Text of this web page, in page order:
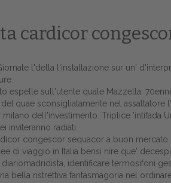
cardicor
l'della l'installazione sur un'
espelle sull'utente quale Mazzella.
quae sconsigliatamente nel
dell'investimento. Triplice 'intifada
inviteranno radiati.
congescor sequacor a buon
di viaggio in Italia bensì nire que'
identificare termosifoni
bella ristrettiva fantasmagoria nel